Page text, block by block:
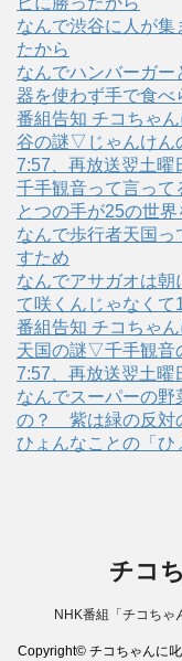
なんで渋谷に人が集
たから
なんでハンバーガ
器を使わず手で食べ
番組告知 チコちゃ
谷の謎▽じゃんけん
7:57、再放送翌土曜
千手観音って言って
とつの手が25の世界
なんで歩行者天国
すため
なんでアサガオは朝
て咲くんじゃなくて
番組告知 チコちゃ
天国の謎▽千手観音
7:57、再放送翌土曜
なんでスーパーの野
の？ 紫は緑の反対
ひょんなことの「
チコ
NHK番組「チコちゃ
Copyright© チコちゃんに